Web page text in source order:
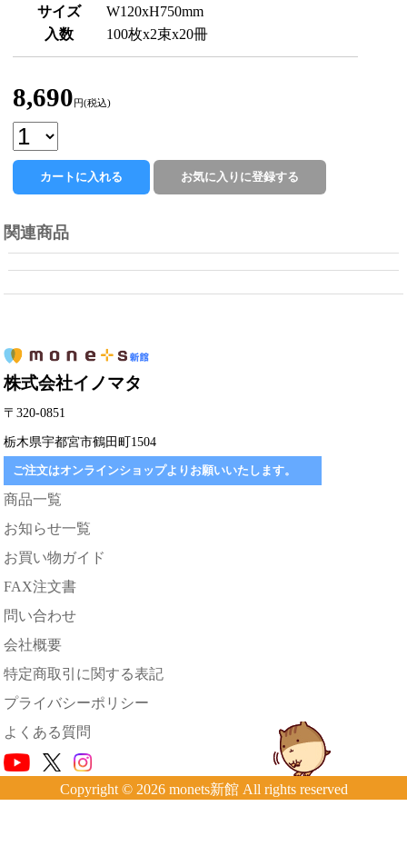
サイズ
W120xH750mm
入数
100枚x2束x20冊
8,690 円(税込)
関連商品
株式会社イノマタ
〒320-0851
栃木県宇都宮市鶴田町1504
ご注文はオンラインショップよりお願いいたします。
商品一覧
お知らせ一覧
お買い物ガイド
FAX注文書
問い合わせ
会社概要
特定商取引に関する表記
プライバシーポリシー
よくある質問
Copyright © 2026 monets新館 All rights reserved